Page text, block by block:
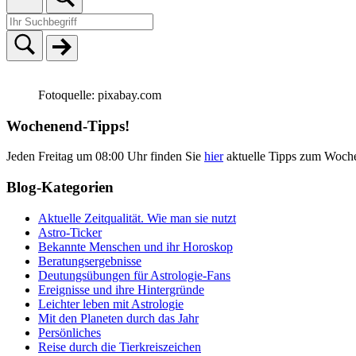
Fotoquelle: pixabay.com
Wochenend-Tipps!
Jeden Freitag um 08:00 Uhr finden Sie hieraktuelle Tipps zum
Blog-Kategorien
Aktuelle Zeitqualität. Wie man sie nutzt
Astro-Ticker
Bekannte Menschen und ihr Horoskop
Beratungsergebnisse
Deutungsübungen für Astrologie-Fans
Ereignisse und ihre Hintergründe
Leichter leben mit Astrologie
Mit den Planeten durch das Jahr
Persönliches
Reise durch die Tierkreiszeichen